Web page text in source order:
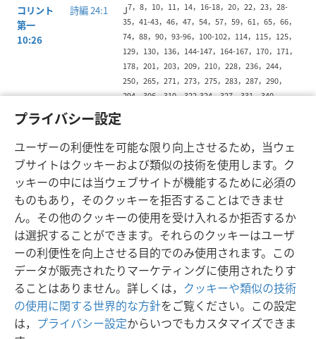
プライバシー設定
ユーザーの利便性を可能な限り向上させるため，当ウェ
ブサイトはクッキーおよび類似の技術を使用します。ク
ッキーの中には当ウェブサイトが機能するために必須の
ものもあり，そのクッキーを拒否することはできませ
ん。その他のクッキーの使用を受け入れるか拒否するか
は選択することができます。それらのクッキーはユーザ
ーの利便性を向上させる目的でのみ使用されます。この
データが販売されたりマーケティングに使用されたりす
ることはありません。詳しくは， クッキーや類似の技術
の使用に関する世界的な方針をご覧ください。この設定
は， プライバシー設定からいつでもカスタマイズできま
コリント
第一
10:26
詩編 24:1 J7，8，10，11，14，16-18，20，22，23，28-
35，41-43，46，47，54，57，59，61，65，66，
74，88，90，93-96，100-102，114，115，125，
129，130，136，144-147，164-167，170，171，
178，201，203，209，210，228，236，244，
250，265，271，273，275，283，287，290，
294，306，310，322-324，327，331，340，
日本語 シェアする 設定
Copyright © 2026 Watch Tower Bible and Tract Society of Pennsylvania
利用規約
プライバシーに関する方針 プライバシー設定
JW.ORG
ログイン